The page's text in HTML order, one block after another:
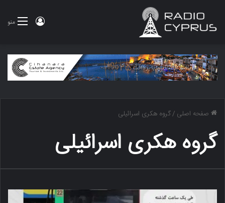
منو ورود
صفحه اصلی /گروه هکری اسرائیلی
گروه هکری اسرائیلی